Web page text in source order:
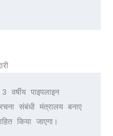
वर्षीय पाइपलाइन
संबंधी मंत्रालय बनाए
किया जाएगा।